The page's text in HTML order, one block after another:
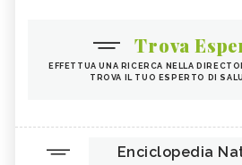
Trova
EFFETTUA UNA RICERCA NELLA
TROVA IL TUO ESPERTO DI
Enciclopedia